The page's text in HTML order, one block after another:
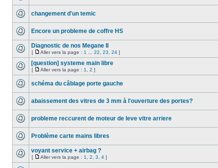
changement d'un temic
Encore un probleme de coffre HS
Diagnostic de nos Megane II
[ Aller vers la page : 1 22 23 24 ]
[question] systeme main libre
[ Aller vers la page : 1 2 ]
schéma du câblage porte gauche
abaissement des vitres de 3 mm à l'ouverture des portes?
probleme reccurent de moteur de leve vitre arriere
Problème carte mains libres
voyant service + airbag ?
[ Aller vers la page : 1 2 3 4 ]